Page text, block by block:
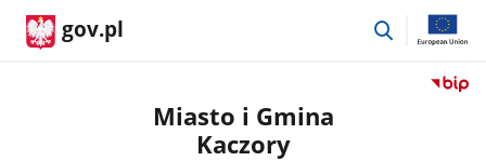
gov.pl
przejdź
Przejdź
Miasto i Gmina
Kaczory